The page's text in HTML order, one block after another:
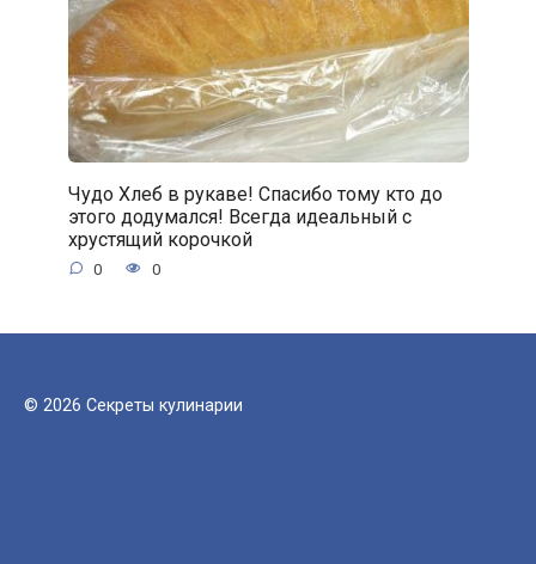
Чудо Хлеб в рукаве! Спасибо тому кто до
этого додумался! Всегда идеальный с
хрустящий корочкой
0 0
© 2026 Секреты кулинарии